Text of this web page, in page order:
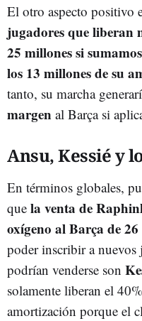
El otro aspecto positivo
jugadores que liberan
25 millones si
los 13 millones de su
tanto, su marcha
margen al Barça si
Ansu, Kessié y
En términos globales,
que la venta de
oxígeno al Barça de
poder inscribir a nuevos
podrían venderse son
solamente liberan el
amortización porque el